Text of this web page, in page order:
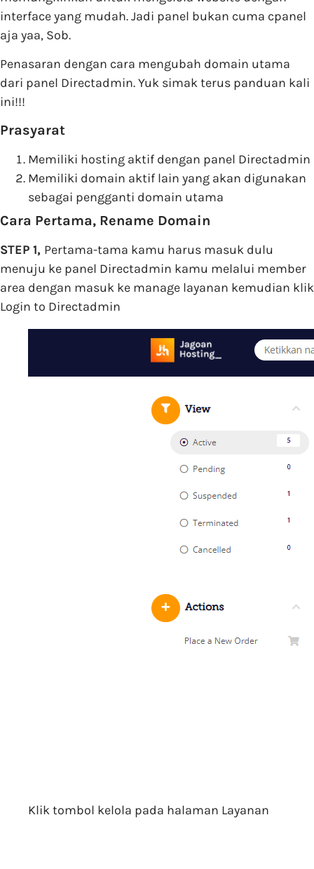
interface yang mudah. Jadi panel bukan cuma cpanel
aja yaa, Sob.
Penasaran dengan cara mengubah domain utama
dari panel Directadmin. Yuk simak terus panduan kali
ini!!!
Prasyarat
Memiliki hosting aktif dengan panel Directadmin
Memiliki domain aktif lain yang akan digunakan
sebagai pengganti domain utama
Cara Pertama, Rename Domain
STEP 1, Pertama-tama kamu harus masuk dulu
menuju ke panel Directadmin kamu melalui member
area dengan masuk ke manage layanan kemudian klik
Login to Directadmin
Klik tombol kelola pada halaman Layanan